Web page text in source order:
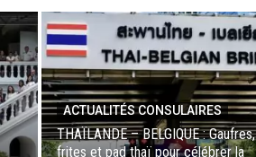
ACTUALITÉS CONSULAIRES
THAÏLANDE – BELGIQUE : Gaufres,
frites et pad thaï pour célébrer la